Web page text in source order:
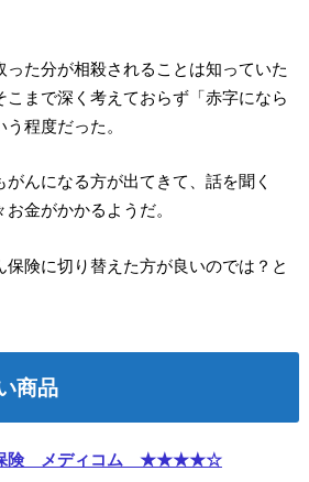
た分が相殺されることは知っていた
こまで深く考えておらず「赤字になら
程度だった。
がんになる方が出てきて、話を聞く
金がかかるようだ。
険に切り替えた方が良いのでは？と
商品
保険 メディコム ★★★★☆